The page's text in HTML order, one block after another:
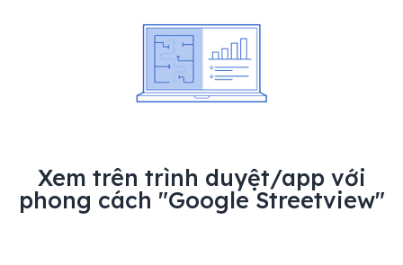
Xem trên trình duyệt/app với
phong cách "Google Streetview"